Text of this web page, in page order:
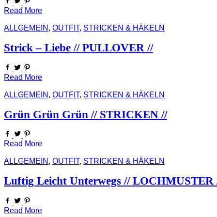
Read More
ALLGEMEIN , OUTFIT, STRICKEN & HÄKELN
Strick – Liebe // PULLOVER //
Read More
ALLGEMEIN , OUTFIT, STRICKEN & HÄKELN
Grün Grün Grün // STRICKEN //
Read More
ALLGEMEIN , OUTFIT, STRICKEN & HÄKELN
Luftig Leicht Unterwegs // LOCHMUSTER
Read More